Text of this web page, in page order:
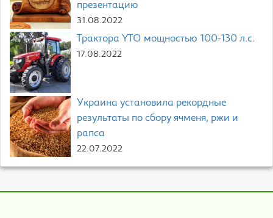
презентацию
31.08.2022
Трактора YTO мощностью 100-130 л.с.
17.08.2022
Украина установила рекордные
результаты по сбору ячменя, ржи и
рапса
22.07.2022